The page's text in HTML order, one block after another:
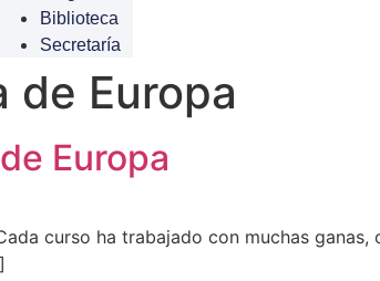
Biblioteca
Secretaría
de Europa
Europa
curso ha trabajado con muchas